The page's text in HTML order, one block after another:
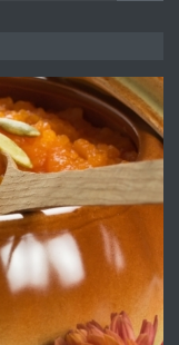
НА ГР.
преди 3 дни
преди 3 дни
под наем в кв.